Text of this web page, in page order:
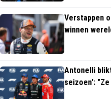
Verstappen
winnen
Antonelli
seizoen':